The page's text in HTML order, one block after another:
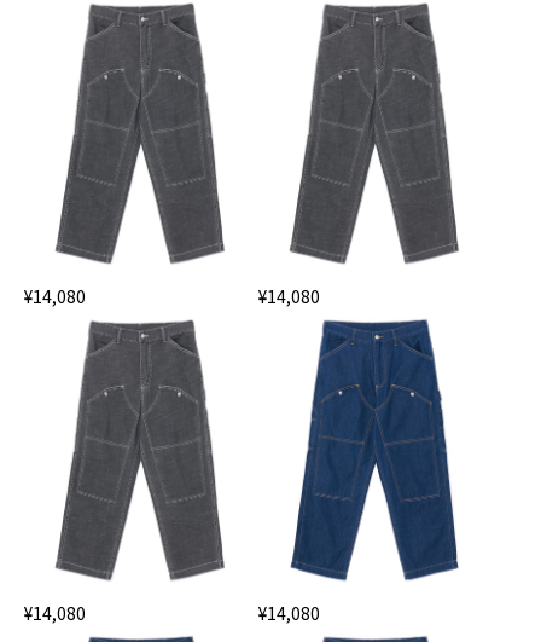
¥14,080 ¥14,080
¥14,080 ¥14,080